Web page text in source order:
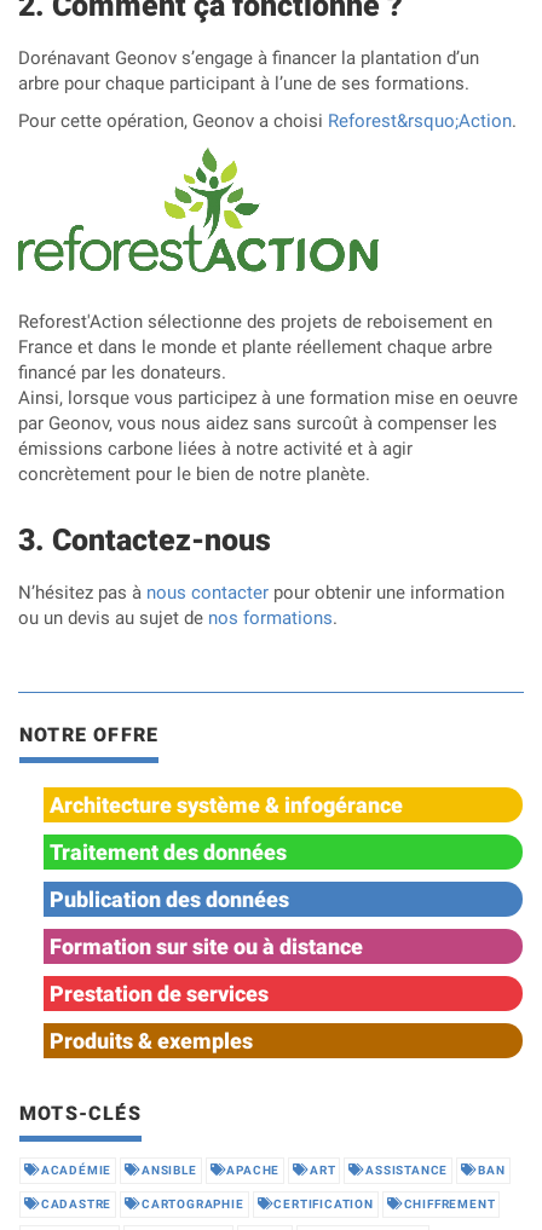
Dorénavant Geonov s’engage à financer la plantation d’un
arbre pour chaque participant à l’une de ses formations.
Pour cette opération, Geonov a choisi Reforest&rsquo;Action.
Reforest'Action sélectionne des projets de reboisement en
France et dans le monde et plante réellement chaque arbre
financé par les donateurs.
Ainsi, lorsque vous participez à une formation mise en oeuvre
par Geonov, vous nous aidez sans surcoût à compenser les
émissions carbone liées à notre activité et à agir
concrètement pour le bien de notre planète.
Contactez-nous
N’hésitez pas à nous contacter pour obtenir une information
ou un devis au sujet de nos formations.
NOTRE OFFRE
Architecture système & infogérance
Traitement des données
Publication des données
Formation sur site ou à distance
Prestation de services
Produits & exemples
MOTS-CLÉS
ACADÉMIE ANSIBLE APACHE ART ASSISTANCE BAN
CADASTRE CARTOGRAPHIE CERTIFICATION CHIFFREMENT